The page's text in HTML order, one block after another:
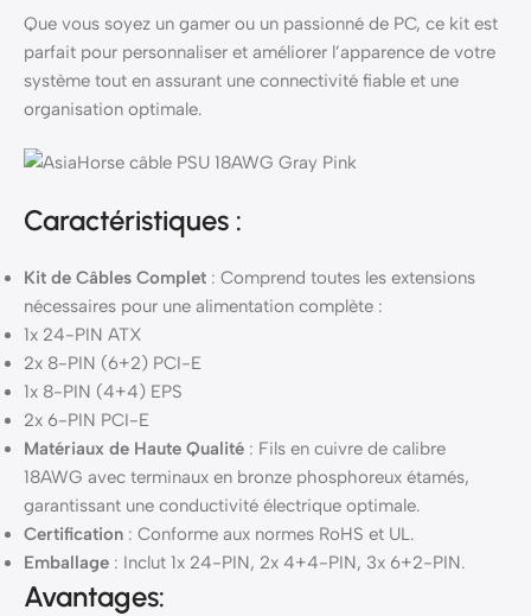
Que vous soyez un gamer ou un passionné de PC, ce kit est
parfait pour personnaliser et améliorer l’apparence de votre
système tout en assurant une connectivité fiable et une
organisation optimale.
Caractéristiques :
Kit de Câbles Complet : Comprend toutes les extensions
nécessaires pour une alimentation complète :
1x 24-PIN ATX
2x 8-PIN (6+2) PCI-E
1x 8-PIN (4+4) EPS
2x 6-PIN PCI-E
Matériaux de Haute Qualité : Fils en cuivre de calibre
18AWG avec terminaux en bronze phosphoreux étamés,
garantissant une conductivité électrique optimale.
Certification : Conforme aux normes RoHS et UL.
Emballage : Inclut 1x 24-PIN, 2x 4+4-PIN, 3x 6+2-PIN.
Avantages: